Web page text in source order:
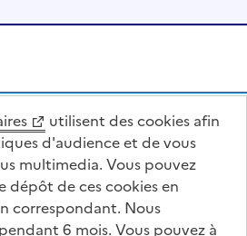
utilisent des cookies afin
d'audience et de vous
multimedia. Vous pouvez
dépôt de ces cookies en
correspondant. Nous
6 mois. Vous pouvez à